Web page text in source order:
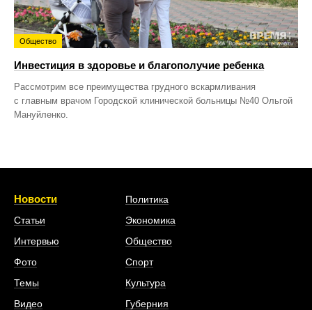
Общество
Инвестиция в здоровье и благополучие ребенка
Рассмотрим все преимущества грудного вскармливания
с главным врачом Городской клинической больницы №40 Ольгой
Мануйленко.
Новости
Статьи
Интервью
Фото
Темы
Видео
Политика
Экономика
Общество
Спорт
Культура
Губерния